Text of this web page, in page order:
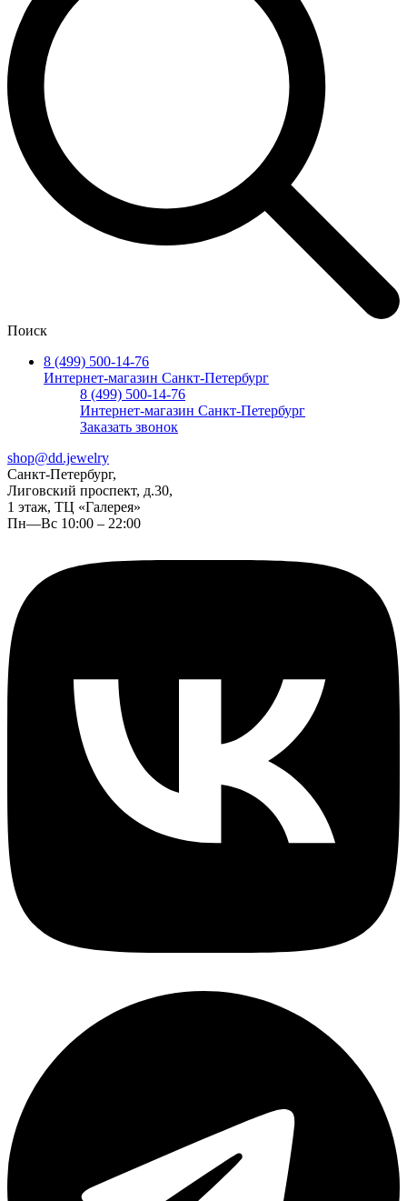
Поиск
8 (499) 500-14-76
Интернет-магазин Санкт-Петербург
8 (499) 500-14-76
Интернет-магазин Санкт-Петербург
Заказать звонок
shop@dd.jewelry
Санкт-Петербург,
Лиговский проспект, д.30,
1 этаж, ТЦ «Галерея»
Пн—Вс 10:00 – 22:00